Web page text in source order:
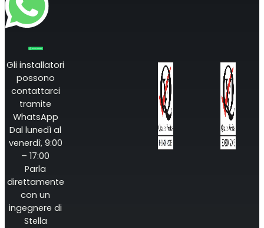
Gli installatori
possono
contattarci
tramite
WhatsApp
Dal lunedì al
venerdì, 9:00
– 17:00
Parla
direttamente
con un
ingegnere di
Stella